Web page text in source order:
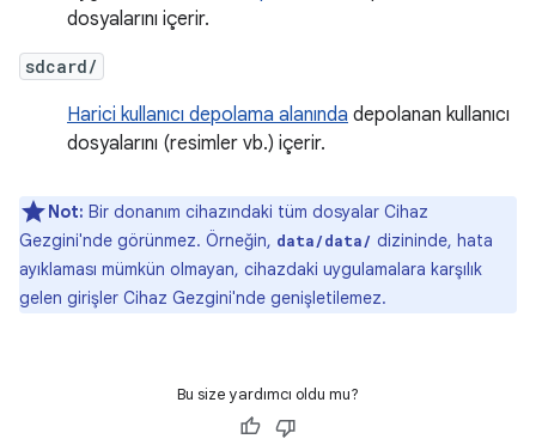
dosyalarını içerir.
sdcard/
Harici kullanıcı depolama alanında depolanan kullanıcı
dosyalarını (resimler vb.) içerir.
Not: Bir donanım cihazındaki tüm dosyalar Cihaz
Gezgini'nde görünmez. Örneğin, data/data/ dizininde, hata
ayıklaması mümkün olmayan, cihazdaki uygulamalara karşılık
gelen girişler Cihaz Gezgini'nde genişletilemez.
Bu size yardımcı oldu mu?